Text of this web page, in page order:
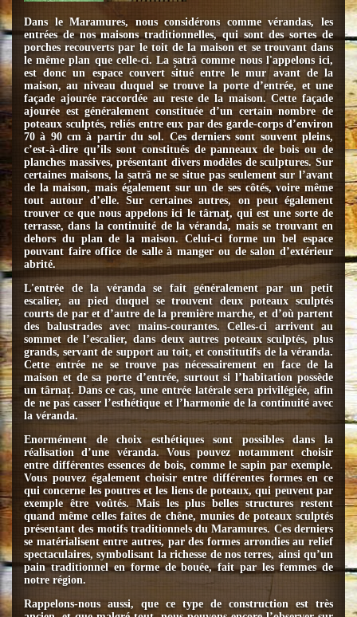
Dans le Maramures, nous considérons comme vérandas, les
entrées de nos maisons traditionnelles, qui sont des sortes de
porches recouverts par le toit de la maison et se trouvant dans
le même plan que celle-ci. La șatră comme nous l'appelons ici,
est donc un espace couvert situé entre le mur avant de la
maison, au niveau duquel se trouve la porte d’entrée, et une
façade ajourée raccordée au reste de la maison. Cette façade
ajourée est généralement constituée d’un certain nombre de
poteaux sculptés, reliés entre eux par des garde-corps d’environ
70 à 90 cm à partir du sol. Ces derniers sont souvent pleins,
c’est-à-dire qu’ils sont constitués de panneaux de bois ou de
planches massives, présentant divers modèles de sculptures. Sur
certaines maisons, la șatră ne se situe pas seulement sur l’avant
de la maison, mais également sur un de ses côtés, voire même
tout autour d’elle. Sur certaines autres, on peut également
trouver ce que nous appelons ici le târnaț, qui est une sorte de
terrasse, dans la continuité de la véranda, mais se trouvant en
dehors du plan de la maison. Celui-ci forme un bel espace
pouvant faire office de salle à manger ou de salon d’extérieur
abrité.
L'entrée de la véranda se fait généralement par un petit
escalier, au pied duquel se trouvent deux poteaux sculptés
courts de par et d’autre de la première marche, et d’où partent
des balustrades avec mains-courantes. Celles-ci arrivent au
sommet de l’escalier, dans deux autres poteaux sculptés, plus
grands, servant de support au toit, et constitutifs de la véranda.
Cette entrée ne se trouve pas nécessairement en face de la
maison et de sa porte d’entrée, surtout si l’habitation possède
un târnaț. Dans ce cas, une entrée latérale sera privilégiée, afin
de ne pas casser l’esthétique et l’harmonie de la continuité avec
la véranda.
Enormément de choix esthétiques sont possibles dans la
réalisation d’une véranda. Vous pouvez notamment choisir
entre différentes essences de bois, comme le sapin par exemple.
Vous pouvez également choisir entre différentes formes en ce
qui concerne les poutres et les liens de poteaux, qui peuvent par
exemple être voûtés. Mais les plus belles structures restent
quand même celles faites de chêne, munies de poteaux sculptés
présentant des motifs traditionnels du Maramures. Ces derniers
se matérialisent entre autres, par des formes arrondies au relief
spectaculaires, symbolisant la richesse de nos terres, ainsi qu’un
pain traditionnel en forme de bouée, fait par les femmes de
notre région.
Rappelons-nous aussi, que ce type de construction est très